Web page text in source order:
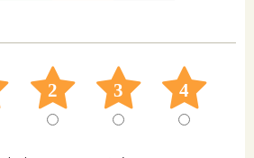
2 3 4